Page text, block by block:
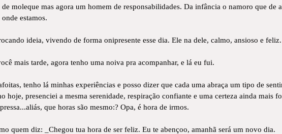
moleque mas agora um homem de responsabilidades. Da infância o namoro que de
estamos.
ideia, vivendo de forma onipresente esse dia. Ele na dele, calmo, ansioso e feliz.
mais tarde, agora tenho uma noiva pra acompanhar, e lá eu fui.
tenho lá minhas experiências e posso dizer que cada uma abraça um tipo de
hoje, presenciei a mesma serenidade, respiração confiante e uma certeza ainda mais
que horas são mesmo:? Opa, é hora de irmos.
quem diz: _Chegou tua hora de ser feliz. Eu te abençoo, amanhã será um novo dia.